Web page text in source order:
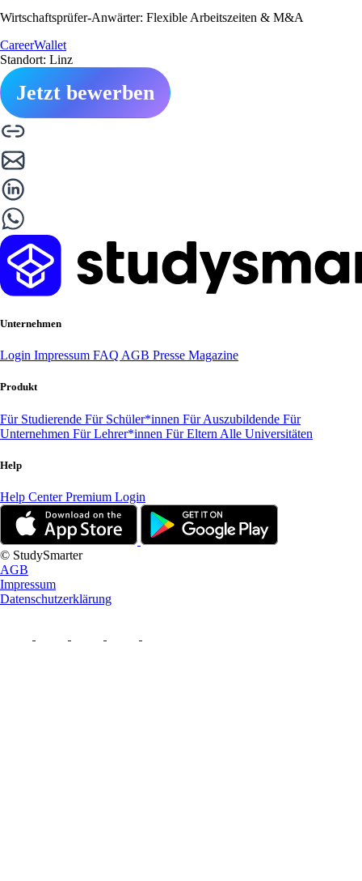
Wirtschaftsprüfer-Anwärter: Flexible Arbeitszeiten & M&A
CareerWallet
Standort: Linz
Jetzt bewerben
Unternehmen
Login Impressum FAQ AGB Presse Magazine
Produkt
Für Studierende Für Schüler*innen Für Auszubildende Für
Unternehmen Für Lehrer*innen Für Eltern Alle Universitäten
Help
Help CenterPremium Login
© StudySmarter
AGB
Impressum
Datenschutzerklärung